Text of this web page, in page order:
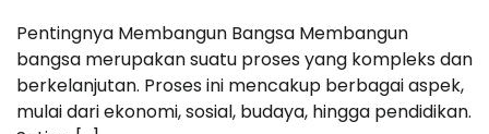
Pentingnya Membangun Bangsa Membangun
bangsa merupakan suatu proses yang kompleks dan
berkelanjutan. Proses ini mencakup berbagai aspek,
mulai dari ekonomi, sosial, budaya, hingga pendidikan.